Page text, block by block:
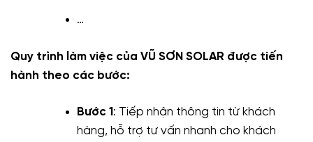
…
Quy trình làm việc của VŨ SƠN SOLAR được tiến
hành theo các bước:
Bước 1 : Tiếp nhận thông tin từ khách
hàng, hỗ trợ tư vấn nhanh cho khách